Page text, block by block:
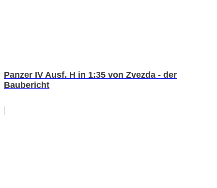
Panzer IV Ausf. H in 1:35 von Zvezda - der
Baubericht